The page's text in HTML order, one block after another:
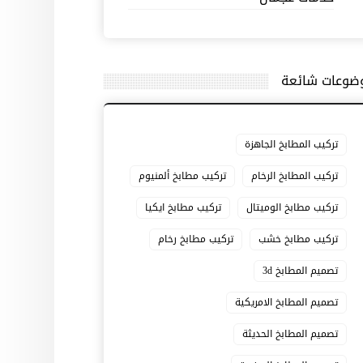
شائعة
تركيب المطابخ الجاهزة
تركيب المطابخ الرخام
تركيب مطابخ ألمنيوم
تركيب مطابخ الوميتال
تركيب مطابخ ايكيا
تركيب مطابخ خشب
تركيب مطابخ رخام
تصميم المطابخ 3d
تصميم المطابخ الامريكية
تصميم المطابخ الحديثة